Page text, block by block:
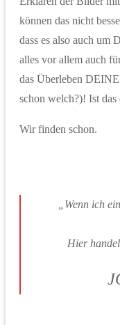
können das nicht
dass es also auch um
alles vor allem auch
das Überleben
schon welch?)! Ist
Wir finden schon.
„Wenn ich
Hier